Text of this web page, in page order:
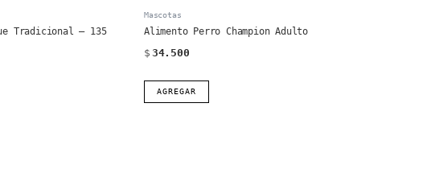
Tradicional – 135
Mascotas
Alimento Perro Champion Adulto
$ 34.500
AGREGAR